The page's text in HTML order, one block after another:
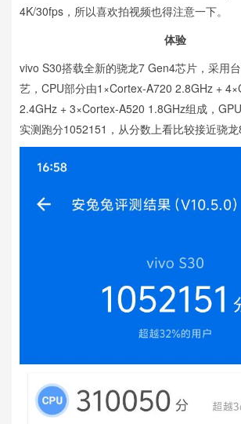
4K/30fps，所以喜欢拍视频也得注意一下。
体验
vivo S30搭载全新的骁龙7 Gen4芯片，采用
艺，CPU部分由1×Cortex-A720 2.8GHz +
2.4GHz + 3×Cortex-A520 1.8GHz组成，
实测跑分1052151，从分数上看比较接近骁龙